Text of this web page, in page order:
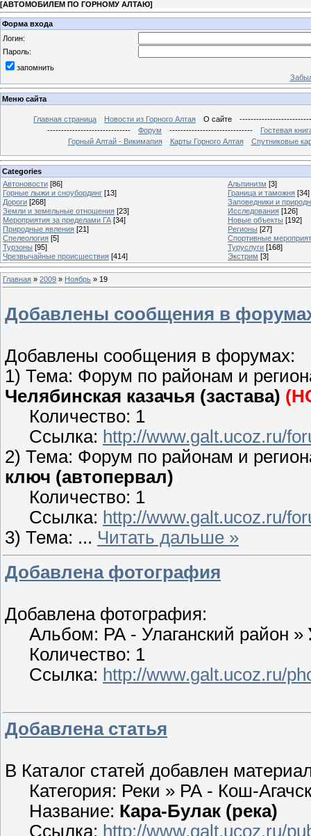
[АВТОМОБИЛЕМ ПО ГОРНОМУ АЛТАЮ]
Форма входа
Логин:
Пароль:
запомнить
Меню сайта
Главная страница Новости из Горного Алтая О сайте
------------------------------
Форум ------------------------------
Гостевая
Горный Алтай - Викимапия
Карты Горного Алтая Спутниковые
Categories
Автоновости [86] Альпинизм [3]
Горные лыжи и сноубординг [13] Граница и таможня [34]
Дороги [268]
Заповедники и
Земли и земельные отношения [23] Исследования [126]
Мероприятия за пределами ГА [34] Новые объекты [192]
Природные явления [21] Регионы [27]
Спелеология [5]
Спортивные
Турзоны [95] Туруслуги [168]
Чрезвычайные происшествия [414] Экстрим [3]
Главная » 2009 » Ноябрь » 19
Добавлены сообщения в
Добавлены сообщения в форумах:
1) Тема: Форум по районам и
Челябинская казачья (застава)
Количество: 1
Ссылка: http://www.galt.ucoz.ru/
2) Тема: Форум по районам и
ключ (автопервал)
Количество: 1
Ссылка: http://www.galt.ucoz.ru/
3) Тема: ... Читать дальше »
Добавлена фотография
Добавлена фотография:
Альбом: РА - Улаганский район »
Количество: 1
Ссылка: http://www.galt.ucoz.ru/
Добавлена статья
В Каталог статей добавлен
Категория: Реки » РА - Кош-
Название: Кара-Булак (река)
Ссылка: http://www.galt.ucoz.ru/